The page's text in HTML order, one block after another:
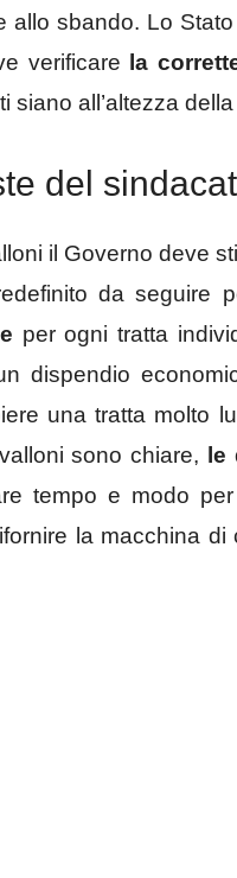
allo sbando. Lo
verificare la
siano all’altezza
del
il Governo deve
da seguire
per ogni tratta
dispendio
una tratta molto
sono chiare, le
tempo e modo
la macchina